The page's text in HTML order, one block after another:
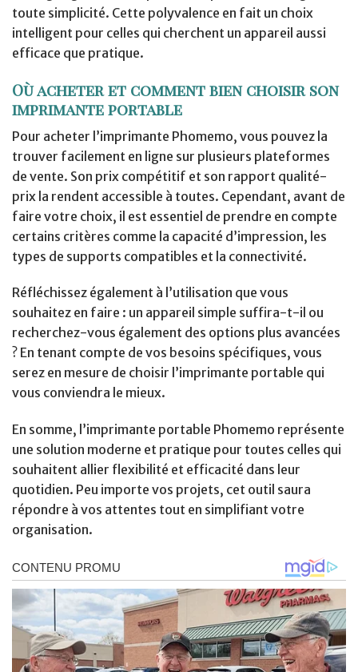
toute simplicité. Cette polyvalence en fait un choix
intelligent pour celles qui cherchent un appareil aussi
efficace que pratique.
Où acheter et comment bien choisir son
imprimante portable
Pour acheter l’imprimante Phomemo, vous pouvez la
trouver facilement en ligne sur plusieurs plateformes
de vente. Son prix compétitif et son rapport qualité-
prix la rendent accessible à toutes. Cependant, avant de
faire votre choix, il est essentiel de prendre en compte
certains critères comme la capacité d’impression, les
types de supports compatibles et la connectivité.
Réfléchissez également à l’utilisation que vous
souhaitez en faire : un appareil simple suffira-t-il ou
recherchez-vous également des options plus avancées
? En tenant compte de vos besoins spécifiques, vous
serez en mesure de choisir l’imprimante portable qui
vous conviendra le mieux.
En somme, l’imprimante portable Phomemo représente
une solution moderne et pratique pour toutes celles qui
souhaitent allier flexibilité et efficacité dans leur
quotidien. Peu importe vos projets, cet outil saura
répondre à vos attentes tout en simplifiant votre
organisation.